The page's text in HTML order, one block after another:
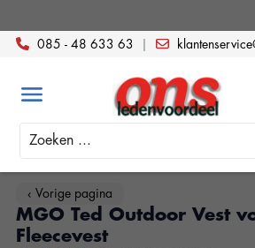
085 - 48 633 63
Zoeken
‹ Vorige pagina
MGO Ted Outdoor Vest
Fleecevest